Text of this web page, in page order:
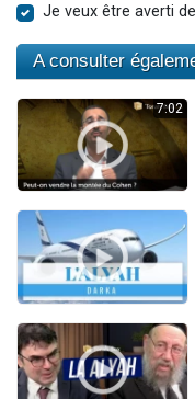
Je veux être averti
A consulter
7:02